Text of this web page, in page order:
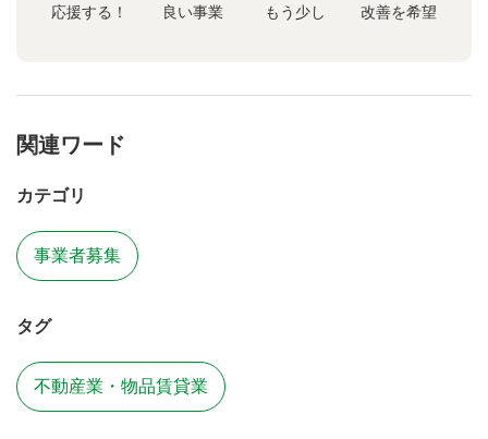
応援する！ 良い事業 もう少し 改善を希望
関連ワード
カテゴリ
事業者募集
タグ
不動産業・物品賃貸業